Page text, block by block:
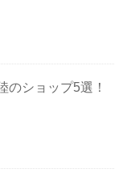
のショップ5選！